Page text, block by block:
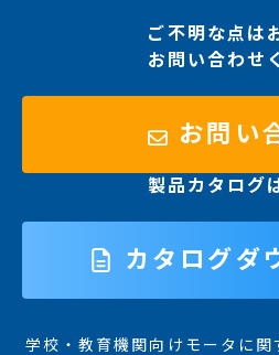
ご不明な点は
お問い合わせ
お問い
製品カタログ
カタログダ
学校・教育機関向けモータに